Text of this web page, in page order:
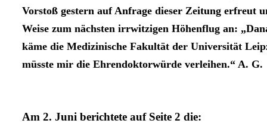
Vorstoß gestern auf Anfrage dieser Zeitung erfreut
Weise zum nächsten irrwitzigen Höhenflug an:
käme die Medizinische Fakultät der Universität
müsste mir die Ehrendoktorwürde verleihen.“ A. G.
Am 2. Juni berichtete auf Seite 2 die: